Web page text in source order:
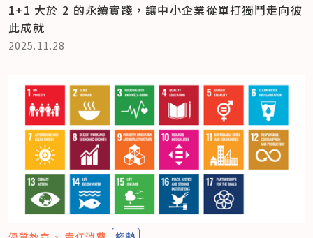
1+1 大於 2 的永續實踐，讓中小企業從單打獨鬥走向彼
此成就
2025.11.28